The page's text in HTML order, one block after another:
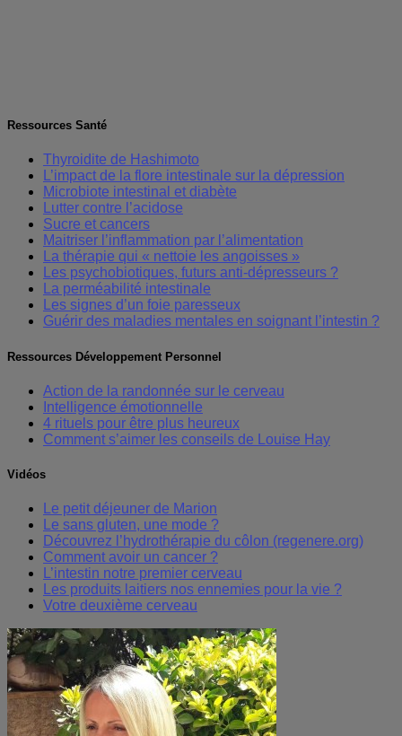
Ressources Santé
Thyroidite de Hashimoto
L’impact de la flore intestinale sur la dépression
Microbiote intestinal et diabète
Lutter contre l’acidose
Sucre et cancers
Maitriser l’inflammation par l’alimentation
La thérapie qui « nettoie les angoisses »
Les psychobiotiques, futurs anti-dépresseurs ?
La perméabilité intestinale
Les signes d’un foie paresseux
Guérir des maladies mentales en soignant l’intestin ?
Ressources Développement Personnel
Action de la randonnée sur le cerveau
Intelligence émotionnelle
4 rituels pour être plus heureux
Comment s’aimer les conseils de Louise Hay
Vidéos
Le petit déjeuner de Marion
Le sans gluten, une mode ?
Découvrez l’hydrothérapie du côlon (regenere.org)
Comment avoir un cancer ?
L’intestin notre premier cerveau
Les produits laitiers nos ennemies pour la vie ?
Votre deuxième cerveau